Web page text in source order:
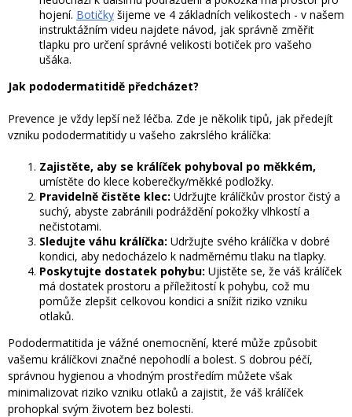
hojení. Botičky šijeme ve 4 základních velikostech - v našem
instruktážním videu najdete návod, jak správně změřit
tlapku pro určení správné velikosti botiček pro vašeho
ušáka.
Jak pododermatitidě předcházet?
Prevence je vždy lepší než léčba. Zde je několik tipů, jak předejít
vzniku pododermatitidy u vašeho zakrslého králíčka:
Zajistěte, aby se králíček pohyboval po měkkém,
umístěte do klece koberečky/měkké podložky.
Pravidelně čistěte klec: Udržujte králíčkův prostor čistý a
suchý, abyste zabránili podráždění pokožky vlhkostí a
nečistotami.
Sledujte váhu králíčka: Udržujte svého králíčka v dobré
kondici, aby nedocházelo k nadměrnému tlaku na tlapky.
Poskytujte dostatek pohybu: Ujistěte se, že váš králíček
má dostatek prostoru a příležitostí k pohybu, což mu
pomůže zlepšit celkovou kondici a snížit riziko vzniku
otlaků.
Pododermatitida je vážné onemocnění, které může způsobit
vašemu králíčkovi značné nepohodlí a bolest. S dobrou péčí,
správnou hygienou a vhodným prostředím můžete však
minimalizovat riziko vzniku otlaků a zajistit, že váš králíček
prohopkal svým životem bez bolesti.